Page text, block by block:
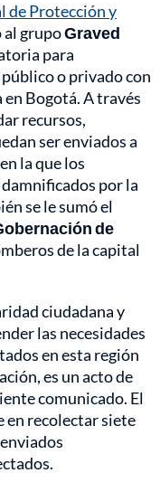
Protección y
al grupoGraved
para
o privado con
Bogotá. A través
recursos,
ser enviados a
la que los
por la
se le sumó el
de
de la capital
ciudadana y
las necesidades
en esta región
es un acto de
comunicado. El
en recolectar siete